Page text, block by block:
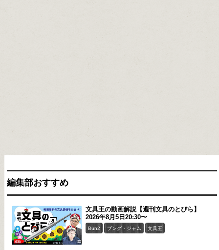
編集部おすすめ
文具王の動画解説【週刊文具のとびら】
2026年8月5日20:30〜
Bun2 ブング・ジャム 文具王